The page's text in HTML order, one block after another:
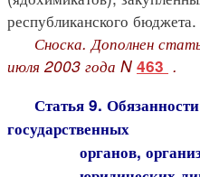
республиканского бюджета.
Сноска. Дополнен
июля 2003 года N 463 .
Статья 9.
государственных
органов,